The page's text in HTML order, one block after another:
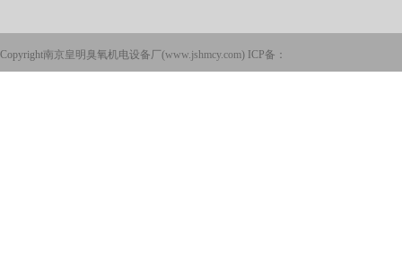
Copyright南京皇明臭氧机电设备厂(www.jshmcy.com) ICP备：